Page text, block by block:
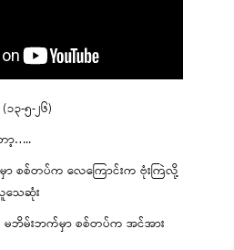
၃-၅-၂၆)
ာ့…..
မှာ စစ်တပ်က လေကြောင်းက ဗုံးကြဲလို့
သေဆုံး
မဘိမ်းဘက်မှာ စစ်တပ်က အင်အား